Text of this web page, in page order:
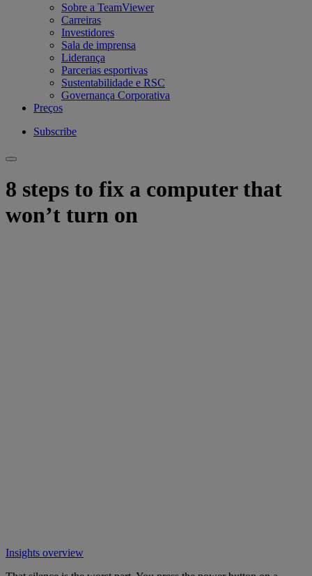
Sobre a TeamViewer
Carreiras
Investidores
Sala de imprensa
Liderança
Parcerias esportivas
Sustentabilidade e RSC
Governança Corporativa
Preços
Subscribe
8 steps to fix a computer that
won’t turn on
Insights overview